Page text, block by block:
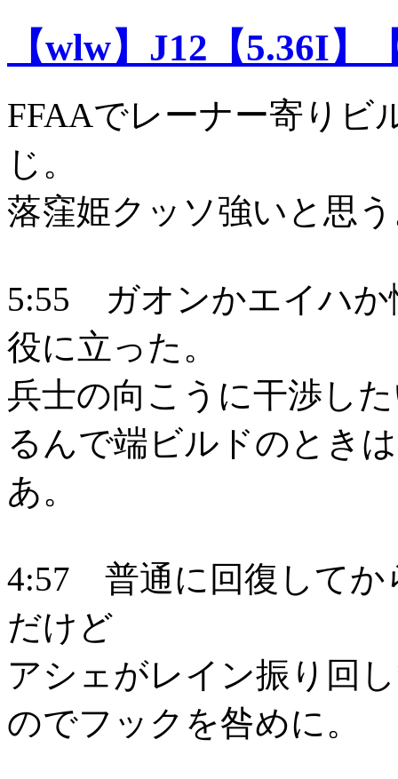
【wlw】J12【5.36I】
FFAAでレーナー寄りビ
じ。
落窪姫クッソ強いと思
5:55 ガオンかエイハか
役に立った。
兵士の向こうに干渉し
るんで端ビルドのとき
あ。
4:57 普通に回復してか
だけど
アシェがレイン振り回
のでフックを咎めに。